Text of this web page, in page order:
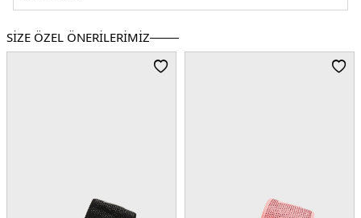
5DY2FL6YARLEA03BLACK.07
SİZE ÖZEL ÖNERİLERİMİZ